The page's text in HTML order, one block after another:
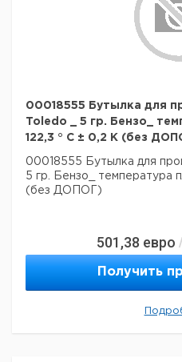
00018555 Бутылка для
Toledo _ 5 гр. Бензо_
122,3 ° С ± 0,2 К (без
00018555 Бутылка для
5 гр. Бензо_ температура
(без ДОПОГ)
501,38 евро /
Получить